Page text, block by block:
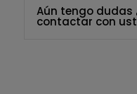
Aún tengo dudas
contactar con